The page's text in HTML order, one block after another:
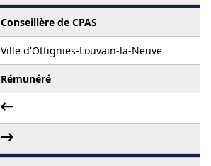
Conseillère de CPAS
Ville d'Ottignies-Louvain-la-Neuve
Rémunéré